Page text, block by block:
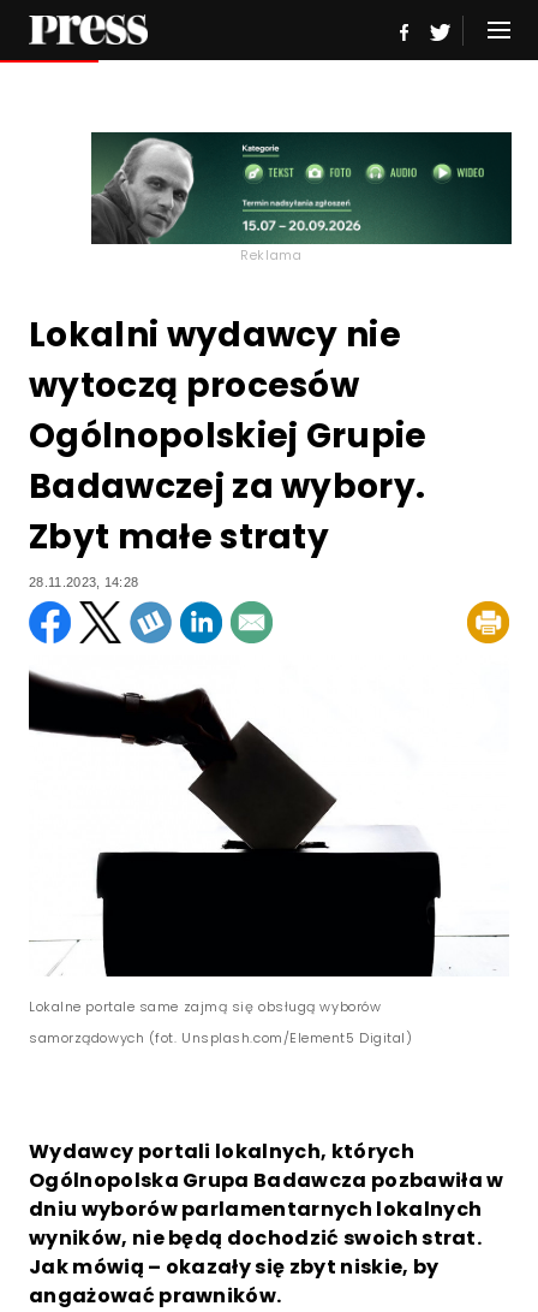
Reklama
Lokalni wydawcy nie
wytoczą procesów
Ogólnopolskiej Grupie
Badawczej za wybory.
Zbyt małe straty
28.11.2023, 14:28
Lokalne portale same zajmą się obsługą wyborów
samorządowych (fot. Unsplash.com/Element5 Digital)
Wydawcy portali lokalnych, których
Ogólnopolska Grupa Badawcza pozbawiła w
dniu wyborów parlamentarnych lokalnych
wyników, nie będą dochodzić swoich strat.
Jak mówią – okazały się zbyt niskie, by
angażować prawników.